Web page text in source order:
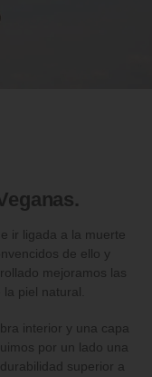
ir ligada a la muerte
de ello y
mejoramos las
piel natural.
interior y una capa
por un lado una
superior a